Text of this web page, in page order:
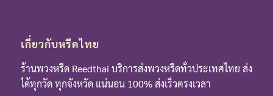
เกี่ยวกับหรีดไทย
ร้านพวงหรีด Reedthai บริการส่งพวงหรีดทั่วประเทศไทย ส่ง
ได้ทุกวัด ทุกจังหวัด แน่นอน 100% ส่งเร็วตรงเวลา